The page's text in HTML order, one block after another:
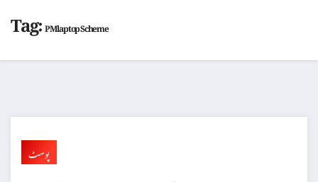
Tag:PM laptop Scheme
پوسٹ